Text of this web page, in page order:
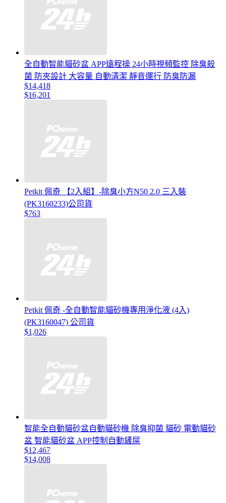
全自動智能貓砂盆 APP遠程操 24小時視頻監控 除臭殺
菌 防夾設計 大容量 自動清潔 靜音運行 防臭防漏
$14,418
$16,201
Petkit 佩奇 【2入組】-除臭小方N50 2.0 三入裝
(PK3160233)公司貨
$763
Petkit 佩奇 -全自動智能貓砂機專用淨化液 (4入)
(PK3160047) 公司貨
$1,026
智能全自動貓砂盆自動貓砂機 除臭抑菌 貓砂 電動貓砂
盆 智能貓砂盆 APP控制自動鏟屎
$12,467
$14,008